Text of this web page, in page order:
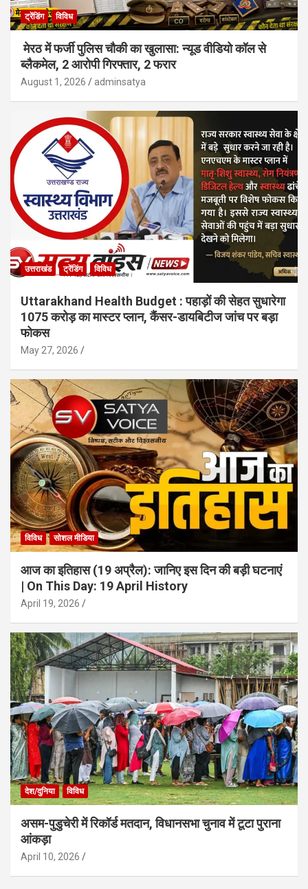
ट्रेंडिंग विविध
मेरठ में फर्जी पुलिस चौकी का खुलासा: न्यूड वीडियो कॉल से
ब्लैकमेल, 2 आरोपी गिरफ्तार, 2 फरार
August 1, 2026 adminsatya
उत्तराखंड ट्रेंडिंग विविध
Uttarakhand Health Budget : पहाड़ों की सेहत सुधारेगा
1075 करोड़ का मास्टर प्लान, कैंसर-डायबिटीज जांच पर बड़ा
फोकस
May 27, 2026
विविध सोशल मीडिया
आज का इतिहास (19 अप्रैल): जानिए इस दिन की बड़ी घटनाएं
| On This Day: 19 April History
April 19, 2026
देश/दुनिया विविध
असम-पुडुचेरी में रिकॉर्ड मतदान, विधानसभा चुनाव में टूटा पुराना
आंकड़ा
April 10, 2026